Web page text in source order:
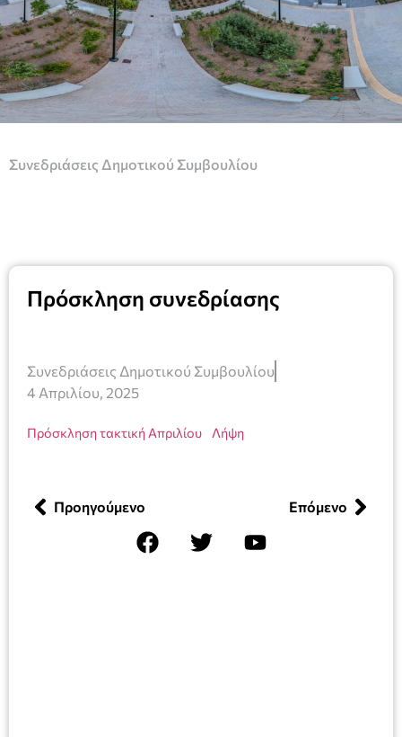
Συνεδριάσεις Δημοτικού Συμβουλίου
Πρόσκληση συνεδρίασης
Συνεδριάσεις Δημοτικού Συμβουλίου
4 Απριλίου, 2025
Πρόσκληση τακτική Απριλίου Λήψη
Προηγούμενο Επόμενο